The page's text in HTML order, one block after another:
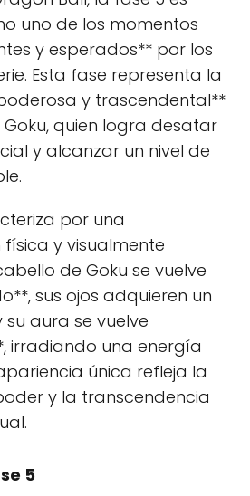
uno de los momentos
y esperados** por los
Esta fase representa la
y trascendental**
quien logra desatar
y alcanzar un nivel de
por una
y visualmente
de Goku se vuelve
sus ojos adquieren un
aura se vuelve
irradiando una energía
única refleja la
y la transcendencia
5